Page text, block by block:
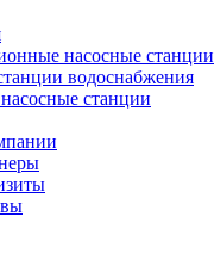
насосные станции
водоснабжения
станции